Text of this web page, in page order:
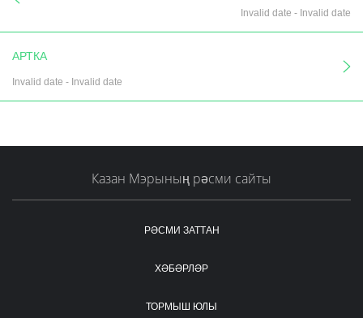
Invalid date - Invalid date
АРТКА
Invalid date - Invalid date
Казан Мэрының рәсми сайты
РӘСМИ ЗАТТАН
ХӘБӘРЛӘР
ТОРМЫШ ЮЛЫ